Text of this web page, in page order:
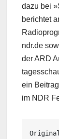
dazu bei
berichtet
ndr.de
der ARD
ein
im NDR